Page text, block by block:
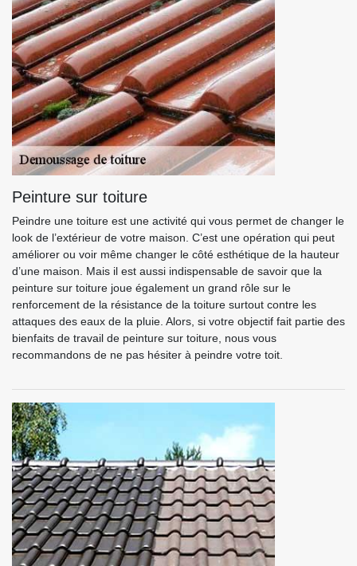
Peinture sur toiture
Peindre une toiture est une activité qui vous permet de changer le
look de l’extérieur de votre maison. C’est une opération qui peut
améliorer ou voir même changer le côté esthétique de la hauteur
d’une maison. Mais il est aussi indispensable de savoir que la
peinture sur toiture joue également un grand rôle sur le
renforcement de la résistance de la toiture surtout contre les
attaques des eaux de la pluie. Alors, si votre objectif fait partie des
bienfaits de travail de peinture sur toiture, nous vous
recommandons de ne pas hésiter à peindre votre toit.